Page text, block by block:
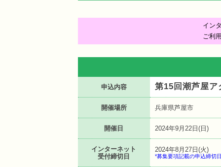
イン
ご利
申込内容 第15回潮芦屋ア
開催場所 兵庫県芦屋市
開催日 2024年9月22日(日)
インターネット
受付締切日
2024年8月27日(火)
*募集要項記載の申込締切